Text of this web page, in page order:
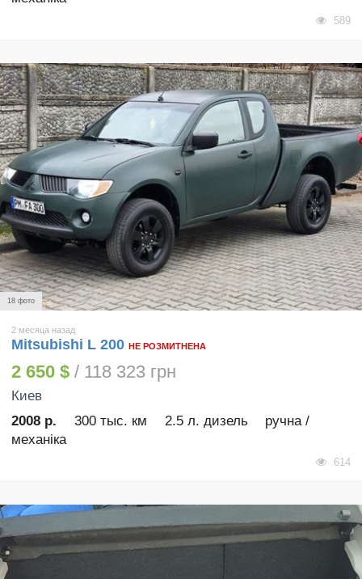
589
18 фото
2 месяца назад
Mitsubishi L 200 НЕ РОЗМИТНЕНА
2 650 $ / 118 323 грн
Киев
2008 р.
300 тыс. км 2.5 л. дизель
ручна /
механіка
614